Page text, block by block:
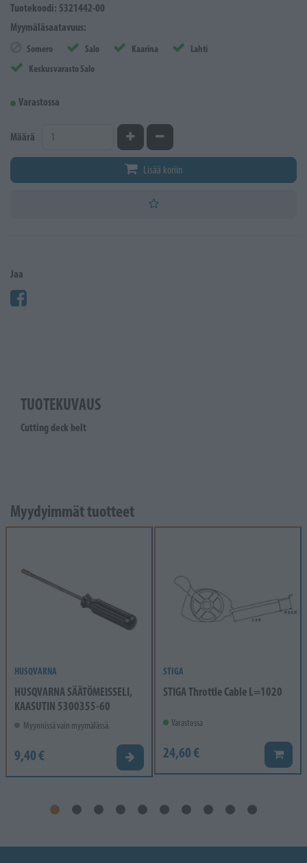
Tuotekoodi: 5321442-00
Myymäläsaatavuus:
Somero Salo Kaarina
Lahti
Keskusvarasto Salo
Varastossa
Määrä Kasvata määrääVähennä määrää
Lisää koriin
Jaa
TUOTEKUVAUS
Cutting deck belt
Myydyimmät tuotteet
HUSQVARNA
HUSQVARNA SÄÄTÖMEISSELI,
KAASUTIN 5300355-60
Myynnissä vain myymälässä.
9,40 € Valitse vaihtoehto
STIGA
STIGA Throttle Cable L=1020
Varastossa
24,60 € Lisää